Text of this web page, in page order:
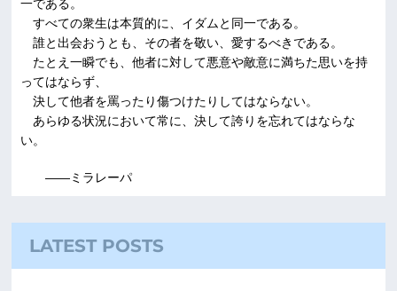
一である。
すべての衆生は本質的に、イダムと同一である。
誰と出会おうとも、その者を敬い、愛するべきである。
たとえ一瞬でも、他者に対して悪意や敵意に満ちた思いを持
ってはならず、
決して他者を罵ったり傷つけたりしてはならない。
あらゆる状況において常に、決して誇りを忘れてはならな
い。
――ミラレーパ
LATEST POSTS